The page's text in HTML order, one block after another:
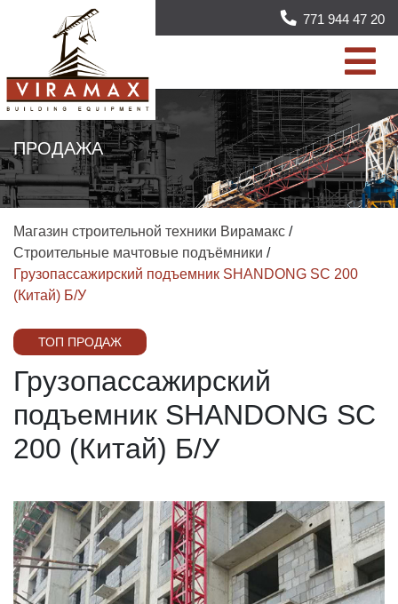
771 944 47 20
ПРОДАЖА
Магазин строительной техники Вирамакс /
Строительные мачтовые подъёмники /
Грузопассажирский подъемник SHANDONG SC 200
(Китай) Б/У
ТОП ПРОДАЖ
Грузопассажирский
подъемник SHANDONG SC
200 (Китай) Б/У